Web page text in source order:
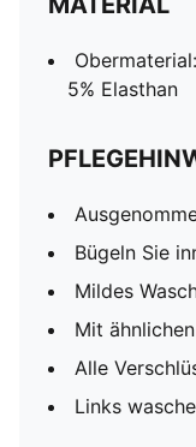
5% Elasthan
Bügeln Sie
Mildes
Mit
Alle
Links